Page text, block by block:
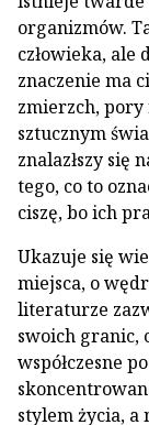
organizmów.
człowieka,
znaczenie ma
zmierzch, pory
sztucznym
znalazłszy się
tego, co to
ciszę, bo ich
Ukazuje się
miejsca, o
literaturze
swoich granic,
współczesne
stylem życia, a